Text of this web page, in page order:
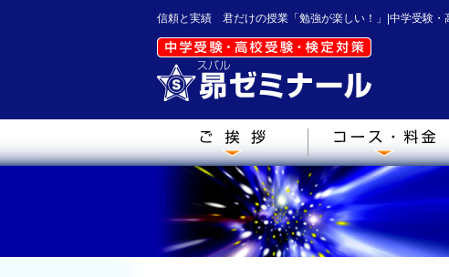
信頼と実績 君だけの授業「勉強が楽しい！」|中学受験